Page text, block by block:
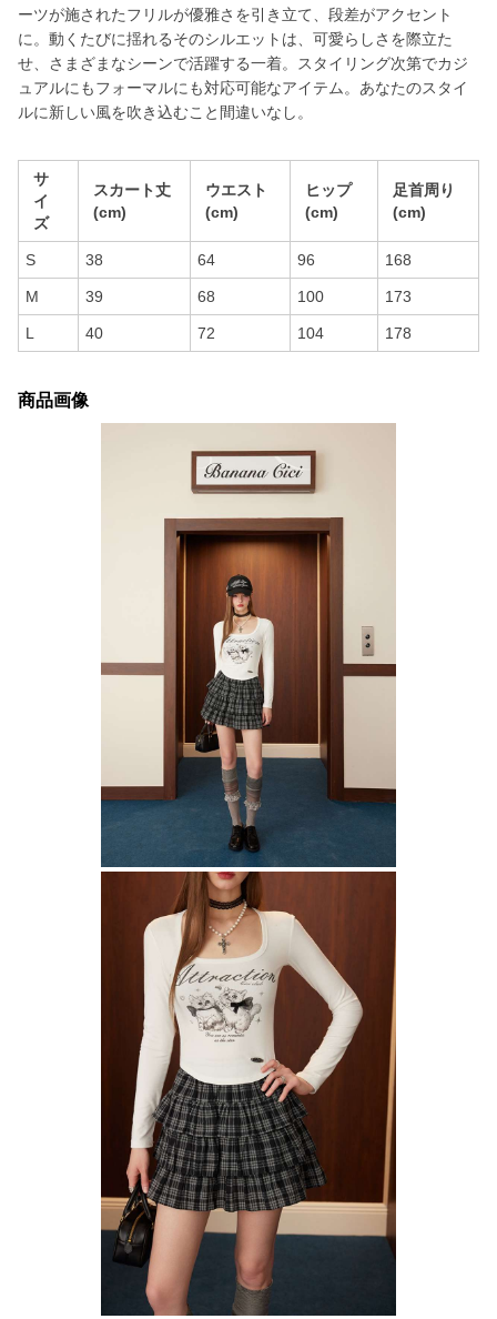
ーツが施されたフリルが優雅さを引き立て、段差がアクセント
に。動くたびに揺れるそのシルエットは、可愛らしさを際立た
せ、さまざまなシーンで活躍する一着。スタイリング次第でカジ
ュアルにもフォーマルにも対応可能なアイテム。あなたのスタイ
ルに新しい風を吹き込むこと間違いなし。
サ
イ
ズ
スカート丈
(cm)
ウエスト
(cm)
ヒップ
(cm)
足首周り
(cm)
S 38 64 96 168
M 39 68 100 173
L 40 72 104 178
商品画像